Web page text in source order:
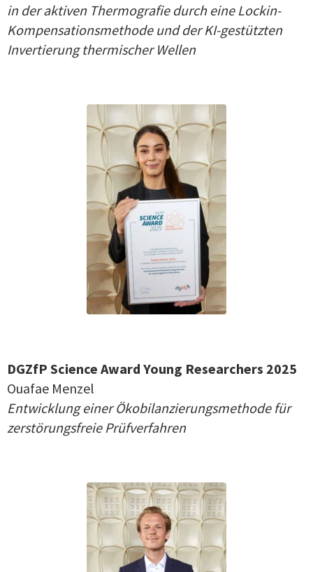
in der aktiven Thermografie durch eine Lockin-
Kompensationsmethode und der KI-gestützten
Invertierung thermischer Wellen
DGZfP Science Award Young Researchers 2025
Ouafae Menzel
Entwicklung einer Ökobilanzierungsmethode für
zerstörungsfreie Prüfverfahren